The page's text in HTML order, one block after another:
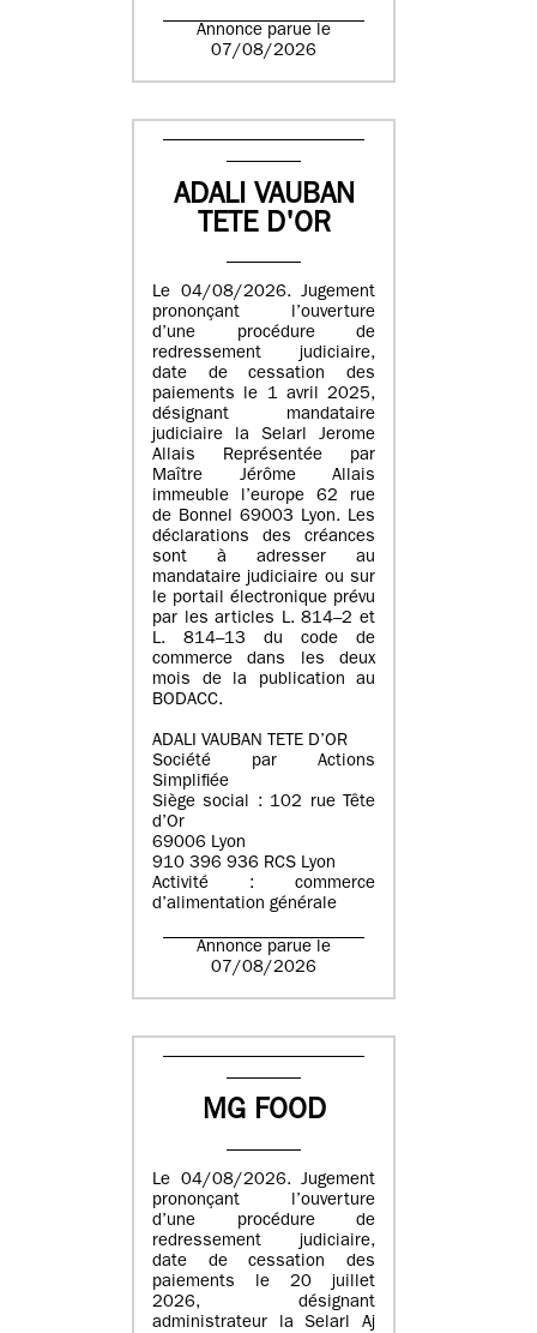
Annonce parue le
07/08/2026
ADALI VAUBAN
TETE D'OR
Le 04/08/2026. Jugement
prononçant l’ouverture
d’une procédure de
redressement judiciaire,
date de cessation des
paiements le 1 avril 2025,
désignant mandataire
judiciaire la Selarl Jerome
Allais Représentée par
Maître Jérôme Allais
immeuble l’europe 62 rue
de Bonnel 69003 Lyon. Les
déclarations des créances
sont à adresser au
mandataire judiciaire ou sur
le portail électronique prévu
par les articles L. 814–2 et
L. 814–13 du code de
commerce dans les deux
mois de la publication au
BODACC.
ADALI VAUBAN TETE D’OR
Société par Actions
Simplifiée
Siège social : 102 rue Tête
d’Or
69006 Lyon
910 396 936 RCS Lyon
Activité : commerce
d’alimentation générale
Annonce parue le
07/08/2026
MG FOOD
Le 04/08/2026. Jugement
prononçant l’ouverture
d’une procédure de
redressement judiciaire,
date de cessation des
paiements le 20 juillet
2026, désignant
administrateur la Selarl Aj